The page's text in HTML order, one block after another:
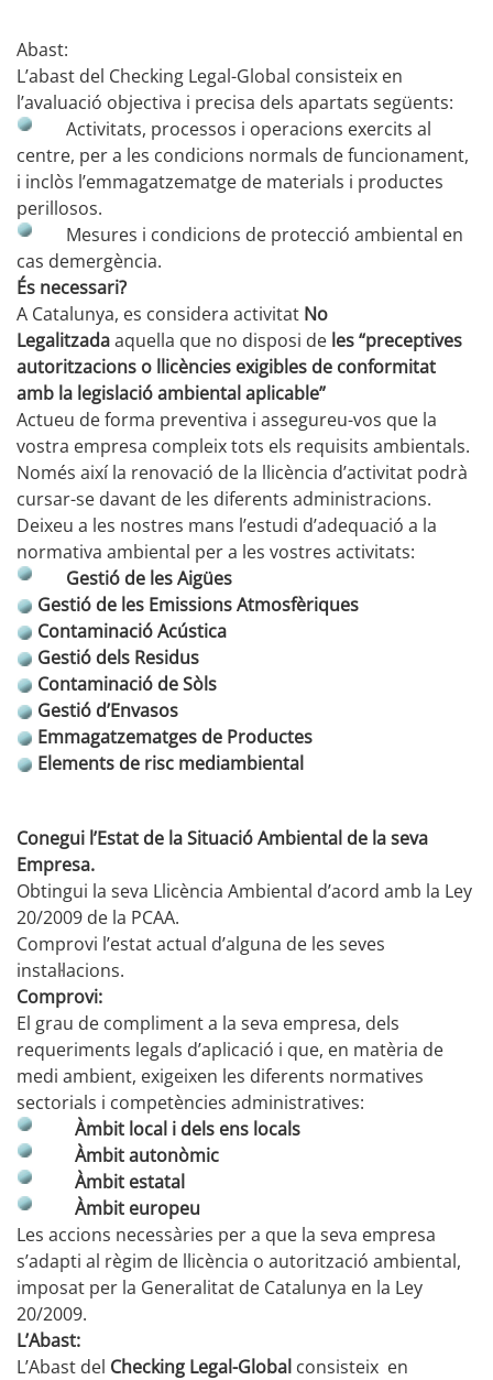
Abast:
L’abast del Checking Legal-Global consisteix en
l’avaluació objectiva i precisa dels apartats següents:
Activitats, processos i operacions exercits al
centre, per a les condicions normals de funcionament,
i inclòs l’emmagatzematge de materials i productes
perillosos.
Mesures i condicions de protecció ambiental en
cas demergència.
És necessari?
A Catalunya, es considera activitat No
Legalitzadaaquella que no disposi de les “preceptives
autoritzacions o llicències exigibles de conformitat
amb la legislació ambiental aplicable”
Actueu de forma preventiva i assegureu-vos que la
vostra empresa compleix tots els requisits ambientals.
Només així la renovació de la llicència d’activitat podrà
cursar-se davant de les diferents administracions.
Deixeu a les nostres mans l’estudi d’adequació a la
normativa ambiental per a les vostres activitats:
Gestió de les Aigües
Gestió de les Emissions Atmosfèriques
Contaminació Acústica
Gestió dels Residus
Contaminació de Sòls
Gestió d’Envasos
Emmagatzematges de Productes
Elements de risc mediambiental
Conegui l’Estat de la Situació Ambiental de la seva
Empresa.
Obtingui la seva Llicència Ambiental d’acord amb la Ley
20/2009 de la PCAA.
Comprovi l’estat actual d’alguna de les seves
instal·lacions.
Comprovi:
El grau de compliment a la seva empresa, dels
requeriments legals d’aplicació i que, en matèria de
medi ambient, exigeixen les diferents normatives
sectorials i competències administratives:
Àmbit local i dels ens locals
Àmbit autonòmic
Àmbit estatal
Àmbit europeu
Les accions necessàries per a que la seva empresa
s’adapti al règim de llicència o autorització ambiental,
imposat per la Generalitat de Catalunya en la Ley
20/2009.
L’Abast:
L’Abast del Checking Legal-Global consisteix en